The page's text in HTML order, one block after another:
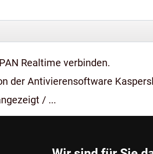
Realtime verbinden.
der Antivierensoftware
/ ...